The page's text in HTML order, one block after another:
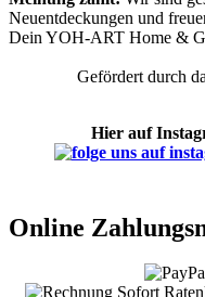
Neuentdeckungen und
Dein YOH‑ART Home &
Gefördert durch
Hier auf
Online